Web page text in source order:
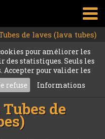
de laves (lava tubes)
pour améliorer les
des statistiques. Seuls les
Accepter pour valider les
refuse Informations
Tubes de